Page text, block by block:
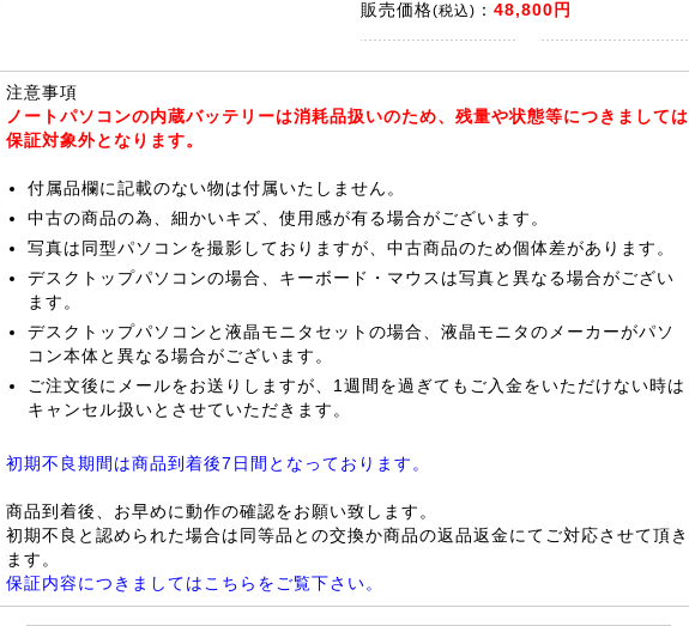
販売価格(税込) ： 48,800円
注意事項
ノートパソコンの内蔵バッテリーは消耗品扱いのため、残量や状態等につきましては
保証対象外となります。
付属品欄に記載のない物は付属いたしません。
中古の商品の為、細かいキズ、使用感が有る場合がございます。
写真は同型パソコンを撮影しておりますが、中古商品のため個体差があります。
デスクトップパソコンの場合、キーボード・マウスは写真と異なる場合がござい
ます。
デスクトップパソコンと液晶モニタセットの場合、液晶モニタのメーカーがパソ
コン本体と異なる場合がございます。
ご注文後にメールをお送りしますが、1週間を過ぎてもご入金をいただけない時は
キャンセル扱いとさせていただきます。
初期不良期間は商品到着後7日間となっております。
商品到着後、お早めに動作の確認をお願い致します。
初期不良と認められた場合は同等品との交換か商品の返品返金にてご対応させて頂き
ます。
保証内容につきましてはこちらをご覧下さい。